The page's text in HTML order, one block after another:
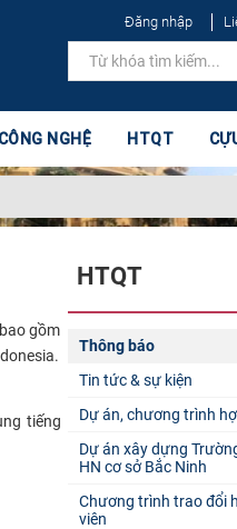
Đăng nhập
NGHỆ HTQT
gồm
tiếng
HTQT
Thông báo
Tin tức & sự kiện
Dự án, chương trình
Dự án xây dựng
HN cơ sở Bắc Ninh
Chương trình trao đổi
viên